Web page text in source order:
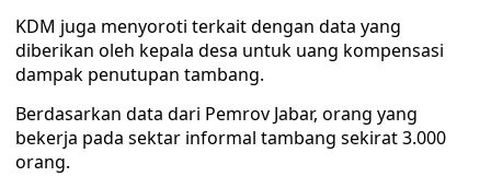
KDM juga menyoroti terkait dengan data yang
diberikan oleh kepala desa untuk uang kompensasi
dampak penutupan tambang.
Berdasarkan data dari Pemrov Jabar, orang yang
bekerja pada sektar informal tambang sekirat 3.000
orang.